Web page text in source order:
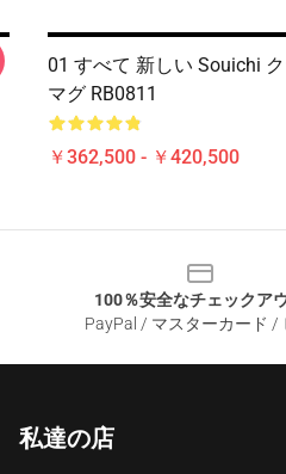
01 すべて 新しい Souichi
マグ RB0811
￥362,500 - ￥420,500
100％安全なチェックア
PayPal / マスターカード /
私達の店